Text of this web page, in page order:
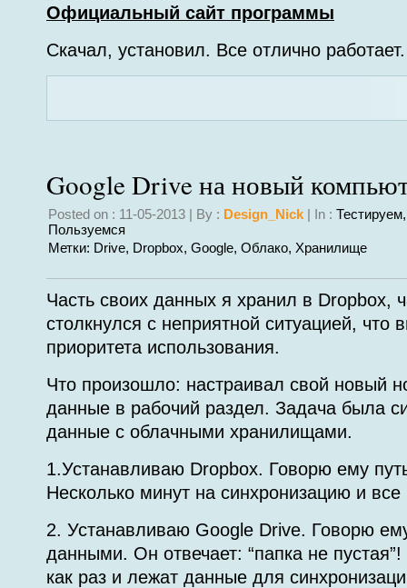
Официальный сайт программы
Скачал, установил. Все отлично работает.
Google Drive на новый
Posted on : 11-05-2013 | By : Design_Nick | In :
Пользуемся
Метки: Drive, Dropbox, Google, Облако, Хранилище
Часть своих данных я хранил в Dropbox,
столкнулся с неприятной ситуацией, что
приоритета использования.
Что произошло: настраивал свой новый
данные в рабочий раздел. Задача была
данные с облачными хранилищами.
1.Устанавливаю Dropbox. Говорю ему
Несколько минут на синхронизацию и все
2. Устанавливаю Google Drive. Говорю
данными. Он отвечает: “папка не
как раз и лежат данные для